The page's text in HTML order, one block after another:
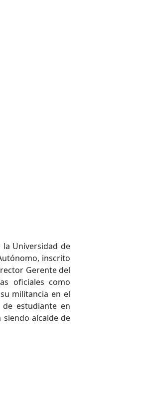
la Universidad de
inscrito
Gerente del
oficiales como
militancia en el
estudiante en
alcalde de